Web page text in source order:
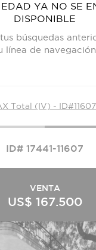
YA NO SE
DISPONIBLE
búsquedas
línea de navegación
Total (IV) -
ID# 17441-11607
VENTA
US$ 167.500